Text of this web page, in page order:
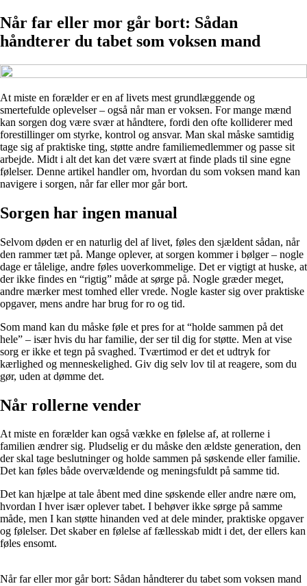
Når far eller mor går bort: Sådan
håndterer du tabet som voksen mand
At miste en forælder er en af livets mest grundlæggende og
smertefulde oplevelser – også når man er voksen. For mange mænd
kan sorgen dog være svær at håndtere, fordi den ofte kolliderer med
forestillinger om styrke, kontrol og ansvar. Man skal måske samtidig
tage sig af praktiske ting, støtte andre familiemedlemmer og passe sit
arbejde. Midt i alt det kan det være svært at finde plads til sine egne
følelser. Denne artikel handler om, hvordan du som voksen mand kan
navigere i sorgen, når far eller mor går bort.
Sorgen har ingen manual
Selvom døden er en naturlig del af livet, føles den sjældent sådan, når
den rammer tæt på. Mange oplever, at sorgen kommer i bølger – nogle
dage er tålelige, andre føles uoverkommelige. Det er vigtigt at huske, at
der ikke findes en “rigtig” måde at sørge på. Nogle græder meget,
andre mærker mest tomhed eller vrede. Nogle kaster sig over praktiske
opgaver, mens andre har brug for ro og tid.
Som mand kan du måske føle et pres for at “holde sammen på det
hele” – især hvis du har familie, der ser til dig for støtte. Men at vise
sorg er ikke et tegn på svaghed. Tværtimod er det et udtryk for
kærlighed og menneskelighed. Giv dig selv lov til at reagere, som du
gør, uden at dømme det.
Når rollerne vender
At miste en forælder kan også vække en følelse af, at rollerne i
familien ændrer sig. Pludselig er du måske den ældste generation, den
der skal tage beslutninger og holde sammen på søskende eller familie.
Det kan føles både overvældende og meningsfuldt på samme tid.
Det kan hjælpe at tale åbent med dine søskende eller andre nære om,
hvordan I hver især oplever tabet. I behøver ikke sørge på samme
måde, men I kan støtte hinanden ved at dele minder, praktiske opgaver
og følelser. Det skaber en følelse af fællesskab midt i det, der ellers kan
føles ensomt.
Når far eller mor går bort: Sådan håndterer du tabet som voksen mand